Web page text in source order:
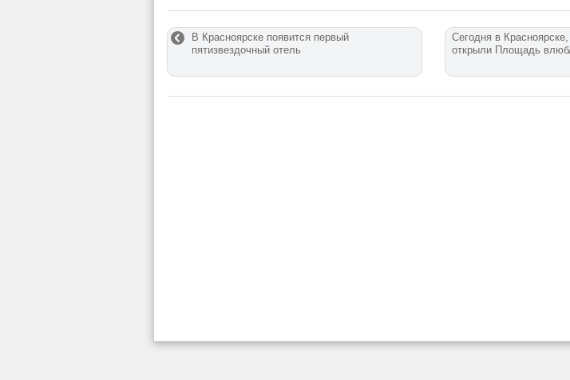
В Красноярске появится первый
пятизвездочный отель
Сегодня в
открыли Площадь